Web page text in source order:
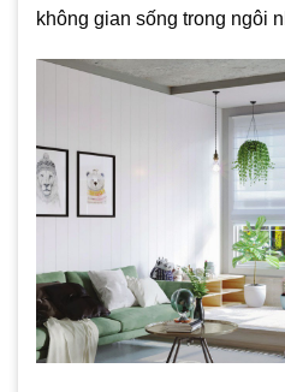
không gian sống trong ngôi